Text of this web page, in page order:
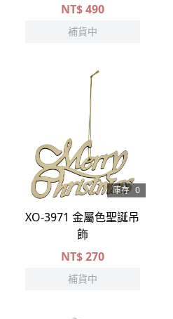
NT$490
補貨中
庫存 0
XO-3971 金屬色聖誕吊
飾
NT$270
補貨中